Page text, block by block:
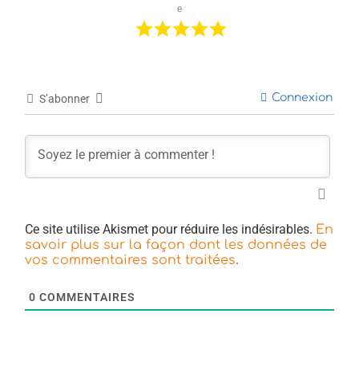
e
S’abonner Connexion
Ce site utilise Akismet pour réduire les indésirables. En
savoir plus sur la façon dont les données de
vos commentaires sont traitées.
0 COMMENTAIRES